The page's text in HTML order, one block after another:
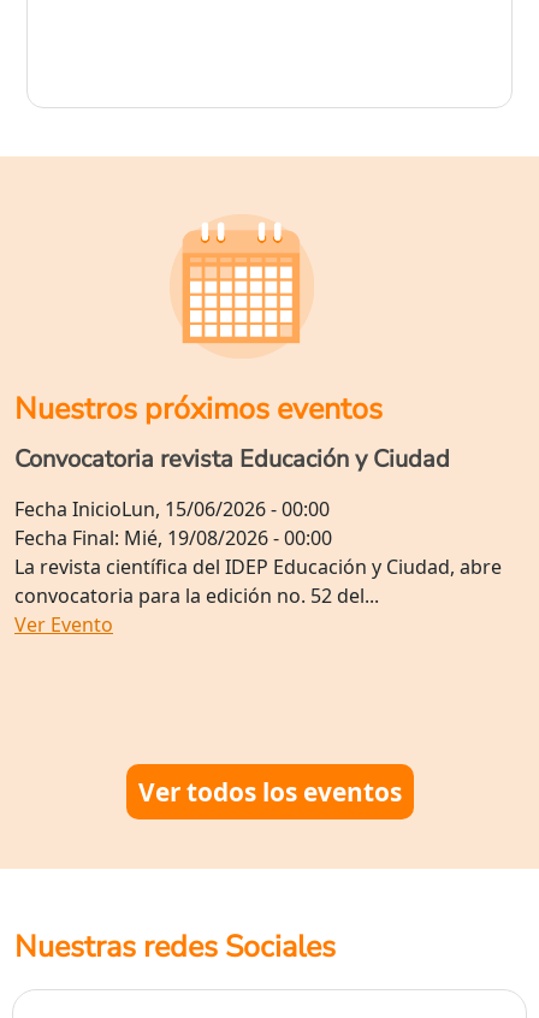
Nuestros próximos eventos
Convocatoria revista Educación y Ciudad
Fecha InicioLun, 15/06/2026 - 00:00
Fecha Final: Mié, 19/08/2026 - 00:00
La revista científica del IDEP Educación y Ciudad, abre
convocatoria para la edición no. 52 del...
Ver Evento
Ver todos los eventos
Nuestras redes Sociales